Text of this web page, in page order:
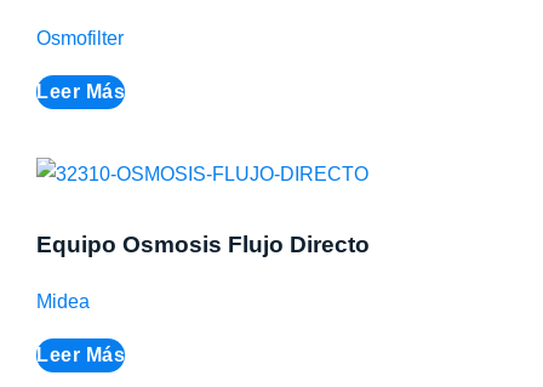
Osmofilter
Leer Más
Equipo Osmosis Flujo Directo
Midea
Leer Más